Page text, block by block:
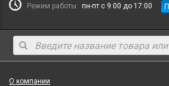
Режим работы: пн-пт с 9:00 до 17:00
О компании